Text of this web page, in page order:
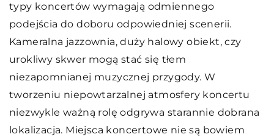
typy koncertów wymagają odmiennego
podejścia do doboru odpowiedniej scenerii.
Kameralna jazzownia, duży halowy obiekt, czy
urokliwy skwer mogą stać się tłem
niezapomnianej muzycznej przygody. W
tworzeniu niepowtarzalnej atmosfery koncertu
niezwykle ważną rolę odgrywa starannie dobrana
lokalizacja. Miejsca koncertowe nie są bowiem